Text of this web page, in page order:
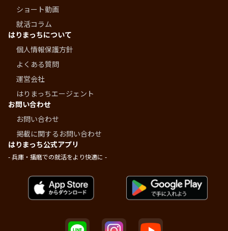
ショート動画
就活コラム
はりまっちについて
個人情報保護方針
よくある質問
運営会社
はりまっちエージェント
お問い合わせ
お問い合わせ
掲載に関するお問い合わせ
はりまっち公式アプリ
- 兵庫・播磨での就活をより快適に -